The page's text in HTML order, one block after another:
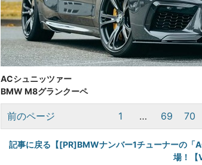
ACシュニッツァー
BMW M8グランクーペ
前のページ 1 … 69 70
記事に戻る【[PR]BMWナンバー1チューナーの「
場！【